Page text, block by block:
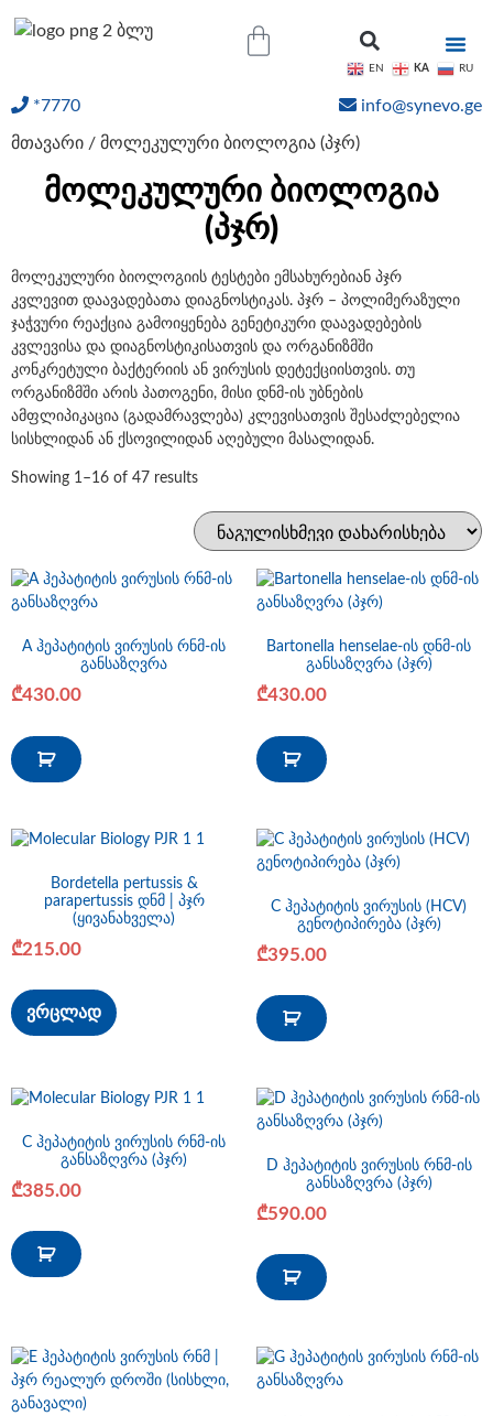
*7770 info@synevo.ge
მთავარი / მოლეკულური ბიოლოგია (პჯრ)
მოლეკულური ბიოლოგია
(პჯრ)
მოლეკულური ბიოლოგიის ტესტები ემსახურებიან პჯრ
კვლევით დაავადებათა დიაგნოსტიკას. პჯრ – პოლიმერაზული
ჯაჭვური რეაქცია გამოიყენება გენეტიკური დაავადებების
კვლევისა და დიაგნოსტიკისათვის და ორგანიზმში
კონკრეტული ბაქტერიის ან ვირუსის დეტექციისთვის. თუ
ორგანიზმში არის პათოგენი, მისი დნმ-ის უბნების
ამფლიპიკაცია (გადამრავლება) კლევისათვის შესაძლებელია
სისხლიდან ან ქსოვილიდან აღებული მასალიდან.
Showing 1–16 of 47 results
A ჰეპატიტის ვირუსის რნმ-ის
განსაზღვრა
₾430.00
Bartonella henselae-ის დნმ-ის
განსაზღვრა (პჯრ)
₾430.00
Bordetella pertussis &
parapertussis დნმ | პჯრ
(ყივანახველა)
₾215.00
ვრცლად
C ჰეპატიტის ვირუსის (HCV)
გენოტიპირება (პჯრ)
₾395.00
C ჰეპატიტის ვირუსის რნმ-ის
განსაზღვრა (პჯრ)
₾385.00
D ჰეპატიტის ვირუსის რნმ-ის
განსაზღვრა (პჯრ)
₾590.00
EN KA RU